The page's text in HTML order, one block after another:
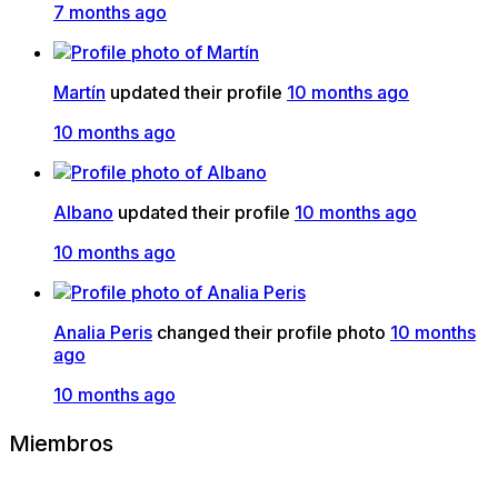
7 months ago
Martín updated their profile 10 months ago
10 months ago
Albano updated their profile 10 months ago
10 months ago
Analia Peris changed their profile photo 10 months
ago
10 months ago
Miembros